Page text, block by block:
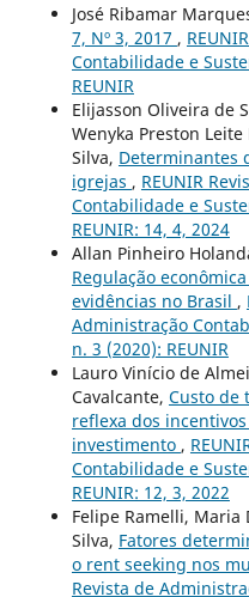
José Ribamar
7, Nº 3, 2017 ,
Contabilidade e
REUNIR
Elijasson Oliveira de
Wenyka Preston
Silva, Determinantes
igrejas , REUNIR
Contabilidade e
REUNIR: 14, 4, 2024
Allan Pinheiro
Regulação
evidências no Brasil ,
Administração
n. 3 (2020): REUNIR
Lauro Vinício de
Cavalcante, Custo de
reflexa dos
investimento ,
Contabilidade e
REUNIR: 12, 3, 2022
Felipe Ramelli, Maria
Silva, Fatores
o rent seeking nos
Revista de